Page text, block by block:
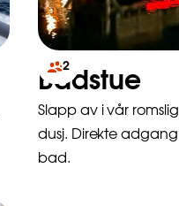
2
Badstue
Slapp av i vår
dusj. Direkte adgang
bad.